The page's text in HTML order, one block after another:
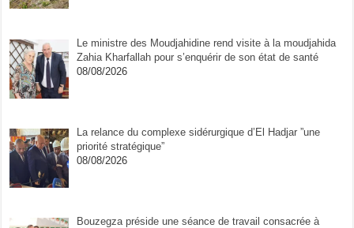
Le ministre des Moudjahidine rend visite à la moudjahida
Zahia Kharfallah pour s’enquérir de son état de santé
08/08/2026
La relance du complexe sidérurgique d’El Hadjar ”une
priorité stratégique”
08/08/2026
Bouzegza préside une séance de travail consacrée à